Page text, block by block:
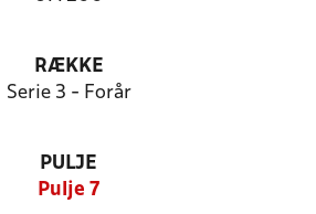
RÆKKE
Serie 3 - Forår
PULJE
Pulje 7